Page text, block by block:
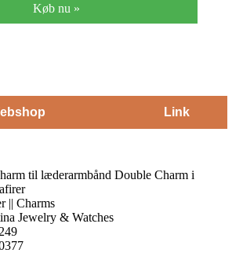
Køb nu »
Link
til læderarmbånd Double Charm i
|| Charms
Jewelry & Watches